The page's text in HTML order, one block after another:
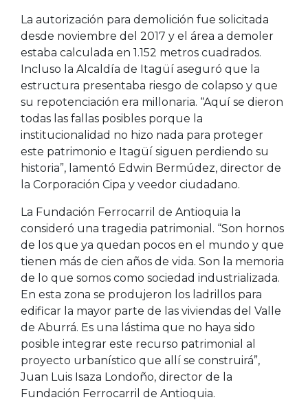
La autorización para demolición fue solicitada
desde noviembre del 2017 y el área a demoler
estaba calculada en 1.152 metros cuadrados.
Incluso la Alcaldía de Itagüí aseguró que la
estructura presentaba riesgo de colapso y que
su repotenciación era millonaria. “Aquí se dieron
todas las fallas posibles porque la
institucionalidad no hizo nada para proteger
este patrimonio e Itagüí siguen perdiendo su
historia”, lamentó Edwin Bermúdez, director de
la Corporación Cipa y veedor ciudadano.
La Fundación Ferrocarril de Antioquia la
consideró una tragedia patrimonial. “Son hornos
de los que ya quedan pocos en el mundo y que
tienen más de cien años de vida. Son la memoria
de lo que somos como sociedad industrializada.
En esta zona se produjeron los ladrillos para
edificar la mayor parte de las viviendas del Valle
de Aburrá. Es una lástima que no haya sido
posible integrar este recurso patrimonial al
proyecto urbanístico que allí se construirá”,
Juan Luis Isaza Londoño, director de la
Fundación Ferrocarril de Antioquia.